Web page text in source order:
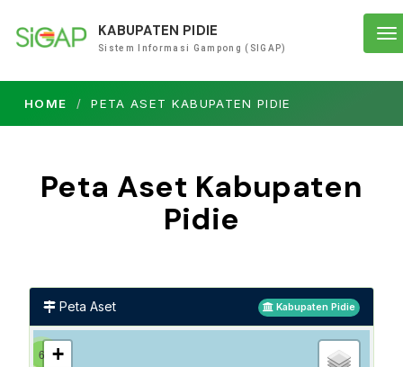
KABUPATEN PIDIE
Sistem Informasi Gampong (SIGAP)
HOME PETA ASET KABUPATEN PIDIE
Peta Aset Kabupaten
Pidie
Peta Aset Kabupaten Pidie
6 +